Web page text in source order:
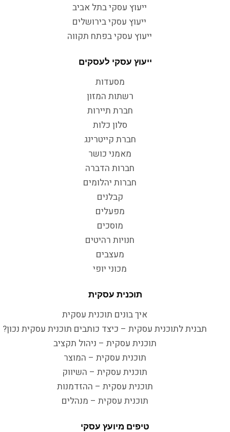
ייעוץ עסקי בתל אביב
ייעוץ עסקי בירושלים
ייעוץ עסקי בפתח תקווה
ייעוץ עסקי לעסקים
מסעדות
רשתות המזון
חברת תיירות
סלון כלות
חברת קייטרינג
מאמני כושר
חברות הדברה
חברות יהלומים
קבלנים
מפעלים
מוסכים
חנויות רהיטים
מעצבים
מכוני יופי
תוכנית עסקית
איך בונים תוכנית עסקית
תבנית לתוכנית עסקית – כיצד כותבים תוכנית עסקית נכון?
תוכנית עסקית – ניהול תקציב
תוכנית עסקית – המוצר
תוכנית עסקית – השיווק
תוכנית עסקית – ההזדמנות
תוכנית עסקית – מנהלים
טיפים מיועץ עסקי